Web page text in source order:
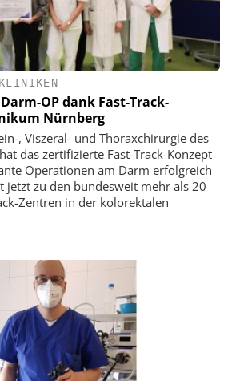
OP dank Fast-Track-
Nürnberg
, Viszeral- und Thoraxchirurgie des
das zertifizierte Fast-Track-Konzept
Operationen am Darm erfolgreich
jetzt zu den bundesweit mehr als 20
Zentren in der kolorektalen